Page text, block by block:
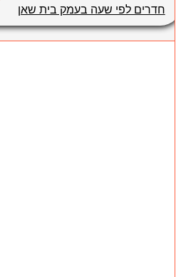
חדרים לפי שעה בעמק בית שאן